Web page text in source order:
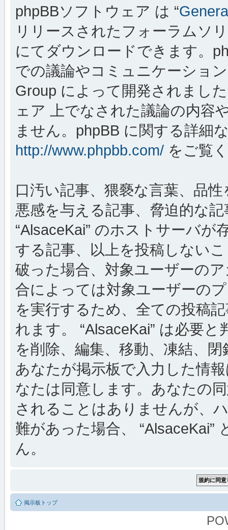
phpBBソフトウェア は “
リリースされたフォーラムソ
にてダウンロードできます。
での議論やコミュニケーショ
Group によって開発されまし
ェア 上でなされた議論の内容
ません。phpBB に関する詳細
http://www.phpbb.com/ をご覧
口汚い記事、猥褻な言葉、品
悪感を与える記事、脅迫的な
“AlsaceKai” のホストサーバが
する記事、以上を投稿しない
破った場合、対象ユーザーの
合によっては対象ユーザーの
を実行するため、全ての投稿
れます。 “AlsaceKai” は必要
を削除、編集、移動、凍結、
あなたが掲示板で入力した情
なたは同意します。あなたの
されることはありませんが、
難があった場合、 “AlsaceKai”
ん。
掲示板トップ